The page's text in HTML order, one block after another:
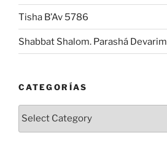
Tisha B’Av 5786
Shabbat Shalom. Parashá Devarim
CATEGORÍAS